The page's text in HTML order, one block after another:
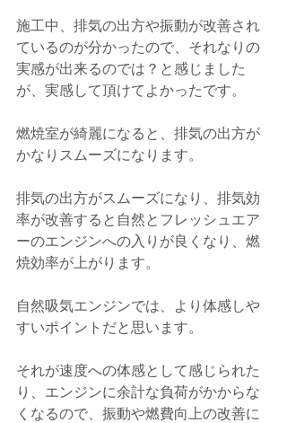
施工中、排気の出方や振動が改善され
ているのが分かったので、それなりの
実感が出来るのでは？と感じました
が、実感して頂けてよかったです。
燃焼室が綺麗になると、排気の出方が
かなりスムーズになります。
排気の出方がスムーズになり、排気効
率が改善すると自然とフレッシュエア
ーのエンジンへの入りが良くなり、燃
焼効率が上がります。
自然吸気エンジンでは、より体感しや
すいポイントだと思います。
それが速度への体感として感じられた
り、エンジンに余計な負荷がかからな
くなるので、振動や燃費向上の改善に